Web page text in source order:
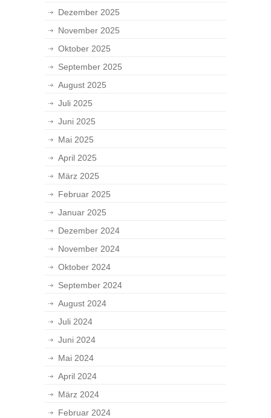
Dezember 2025
November 2025
Oktober 2025
September 2025
August 2025
Juli 2025
Juni 2025
Mai 2025
April 2025
März 2025
Februar 2025
Januar 2025
Dezember 2024
November 2024
Oktober 2024
September 2024
August 2024
Juli 2024
Juni 2024
Mai 2024
April 2024
März 2024
Februar 2024